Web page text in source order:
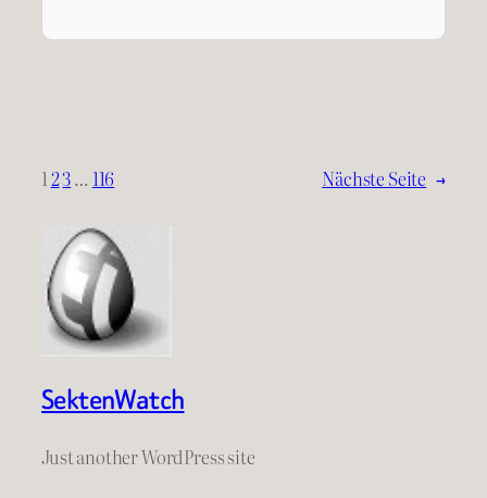
1 23… 116 Nächste Seite →
SektenWatch
Just another WordPress site